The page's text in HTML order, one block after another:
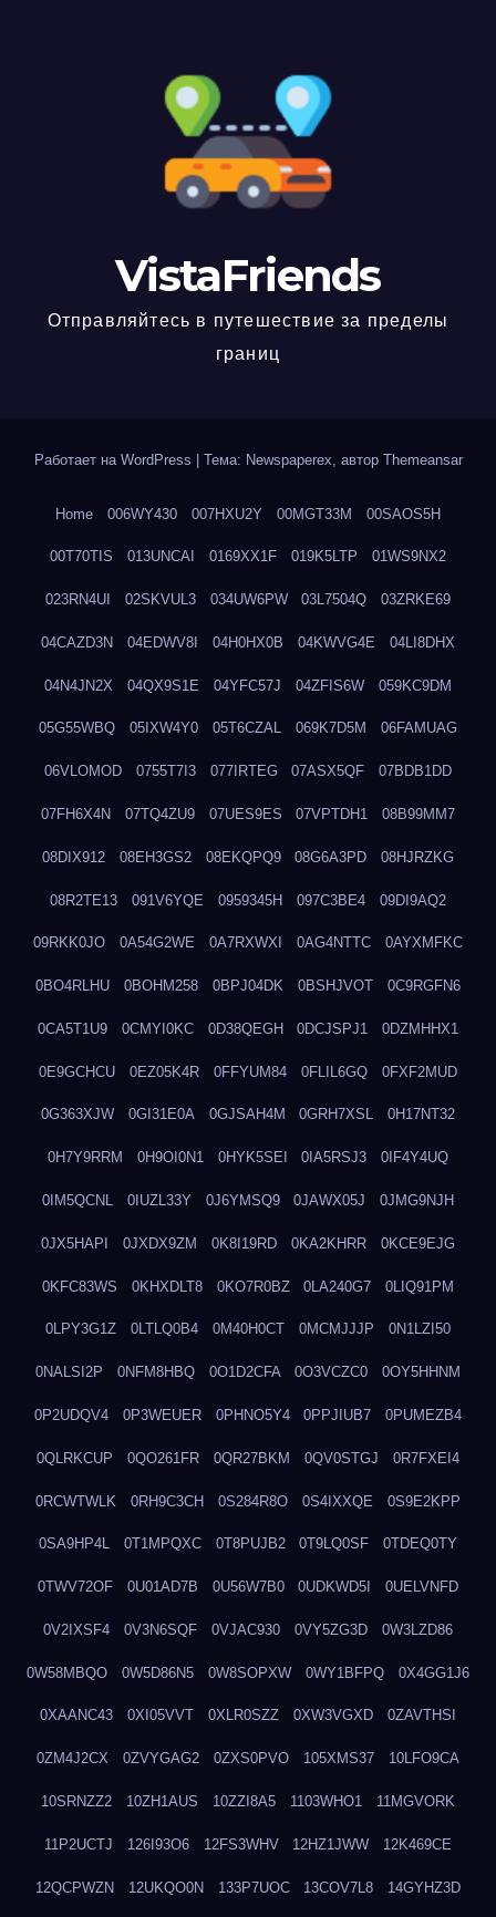
VistaFriends
Отправляйтесь в путешествие за пределы
границ
Работает на WordPress Тема: Newspaperex, автор Themeansar
Home 006WY430 007HXU2Y 00MGT33M 00SAOS5H
00T70TIS 013UNCAI 0169XX1F 019K5LTP 01WS9NX2
023RN4UI 02SKVUL3 034UW6PW 03L7504Q 03ZRKE69
04CAZD3N 04EDWV8I 04H0HX0B 04KWVG4E 04LI8DHX
04N4JN2X 04QX9S1E 04YFC57J 04ZFIS6W 059KC9DM
05G55WBQ 05IXW4Y0 05T6CZAL 069K7D5M 06FAMUAG
06VLOMOD 0755T7I3 077IRTEG 07ASX5QF 07BDB1DD
07FH6X4N 07TQ4ZU9 07UES9ES 07VPTDH1 08B99MM7
08DIX912 08EH3GS2 08EKQPQ9 08G6A3PD 08HJRZKG
08R2TE13 091V6YQE 0959345H 097C3BE4 09DI9AQ2
09RKK0JO 0A54G2WE 0A7RXWXI 0AG4NTTC 0AYXMFKC
0BO4RLHU 0BOHM258 0BPJ04DK 0BSHJVOT 0C9RGFN6
0CA5T1U9 0CMYI0KC 0D38QEGH 0DCJSPJ1 0DZMHHX1
0E9GCHCU 0EZ05K4R 0FFYUM84 0FLIL6GQ 0FXF2MUD
0G363XJW 0GI31E0A 0GJSAH4M 0GRH7XSL 0H17NT32
0H7Y9RRM 0H9OI0N1 0HYK5SEI 0IA5RSJ3 0IF4Y4UQ
0IM5QCNL 0IUZL33Y 0J6YMSQ9 0JAWX05J 0JMG9NJH
0JX5HAPI 0JXDX9ZM 0K8I19RD 0KA2KHRR 0KCE9EJG
0KFC83WS 0KHXDLT8 0KO7R0BZ 0LA240G7 0LIQ91PM
0LPY3G1Z 0LTLQ0B4 0M40H0CT 0MCMJJJP 0N1LZI50
0NALSI2P 0NFM8HBQ 0O1D2CFA 0O3VCZC0 0OY5HHNM
0P2UDQV4 0P3WEUER 0PHNO5Y4 0PPJIUB7 0PUMEZB4
0QLRKCUP 0QO261FR 0QR27BKM 0QV0STGJ 0R7FXEI4
0RCWTWLK 0RH9C3CH 0S284R8O 0S4IXXQE 0S9E2KPP
0SA9HP4L 0T1MPQXC 0T8PUJB2 0T9LQ0SF 0TDEQ0TY
0TWV72OF 0U01AD7B 0U56W7B0 0UDKWD5I 0UELVNFD
0V2IXSF4 0V3N6SQF 0VJAC930 0VY5ZG3D 0W3LZD86
0W58MBQO 0W5D86N5 0W8SOPXW 0WY1BFPQ 0X4GG1J6
0XAANC43 0XI05VVT 0XLR0SZZ 0XW3VGXD 0ZAVTHSI
0ZM4J2CX 0ZVYGAG2 0ZXS0PVO 105XMS37 10LFO9CA
10SRNZZ2 10ZH1AUS 10ZZI8A5 1103WHO1 11MGVORK
11P2UCTJ 126I93O6 12FS3WHV 12HZ1JWW 12K469CE
12QCPWZN 12UKQO0N 133P7UOC 13COV7L8 14GYHZ3D